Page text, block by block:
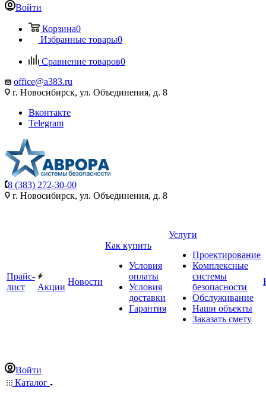
Войти
Корзина0
Избранные товары0
Сравнение товаров0
office@a383.ru
г. Новосибирск, ул. Объединения, д. 8
Вконтакте
Telegram
8 (383) 272-30-00
г. Новосибирск, ул. Объединения, д. 8
Прайс-
лист
Акции
Новости
Как купить
Условия
оплаты
Условия
доставки
Гарантия
Услуги
Проектирование
Комплексные
системы
безопасности
Обслуживание
Наши объекты
Заказать смету
Войти
Каталог